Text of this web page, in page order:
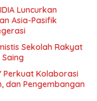
Luncurkan
Asia-Pasifik
Sekolah Rakyat
Perkuat Kolaborasi
dan Pengembangan